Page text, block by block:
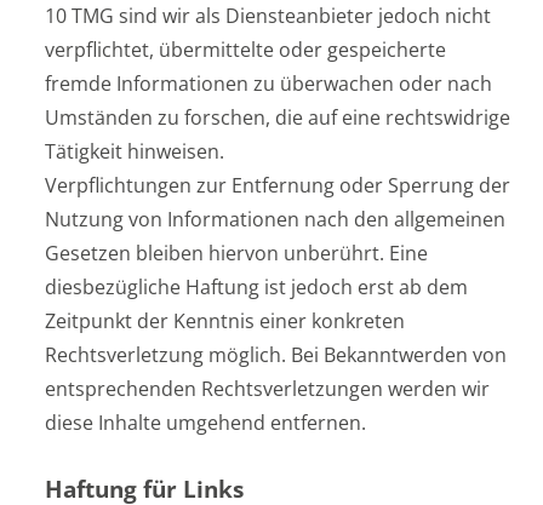
10 TMG sind wir als Diensteanbieter jedoch nicht
verpflichtet, übermittelte oder gespeicherte
fremde Informationen zu überwachen oder nach
Umständen zu forschen, die auf eine rechtswidrige
Tätigkeit hinweisen.
Verpflichtungen zur Entfernung oder Sperrung der
Nutzung von Informationen nach den allgemeinen
Gesetzen bleiben hiervon unberührt. Eine
diesbezügliche Haftung ist jedoch erst ab dem
Zeitpunkt der Kenntnis einer konkreten
Rechtsverletzung möglich. Bei Bekanntwerden von
entsprechenden Rechtsverletzungen werden wir
diese Inhalte umgehend entfernen.
Haftung für Links